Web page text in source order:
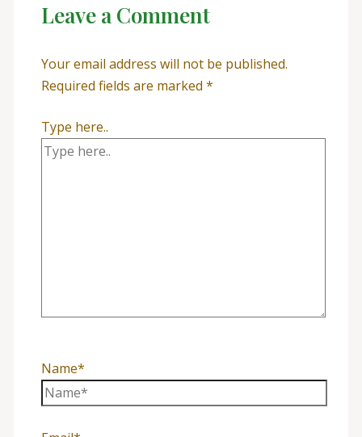
Leave a Comment
Your email address will not be published.
Required fields are marked *
Type here..
Name*